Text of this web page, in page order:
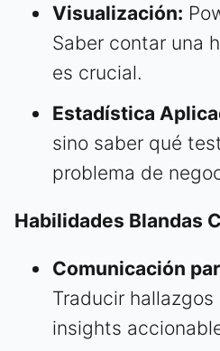
Visualización:
Saber contar una
es crucial.
Estadística
sino saber qué
problema de
Habilidades Blandas
Comunicación
Traducir hallazgos
insights